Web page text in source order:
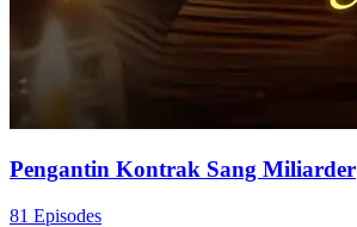
Pengantin Kontrak Sang Miliarder
81 Episodes